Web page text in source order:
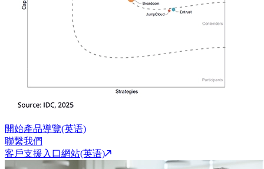
開始產品導覽(英语)
聯繫我們
客戶支援入口網站(英语)